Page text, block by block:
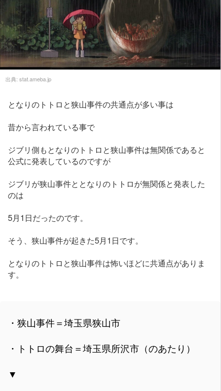
出典: stat.ameba.jp
となりのトトロと狭山事件の共通点が多い事は
昔から言われている事で
ジブリ側もとなりのトトロと狭山事件は無関係であると
公式に発表しているのですが
ジブリが狭山事件ととなりのトトロが無関係と発表した
のは
5月1日だったのです。
そう、狭山事件が起きた5月1日です。
となりのトトロと狭山事件は怖いほどに共通点がありま
す。
・狭山事件＝埼玉県狭山市
・トトロの舞台＝埼玉県所沢市（のあたり）
▼